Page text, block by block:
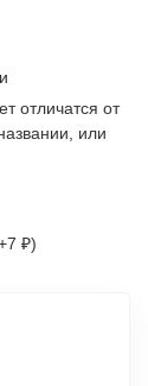
отличатся от
или
7 ₽)